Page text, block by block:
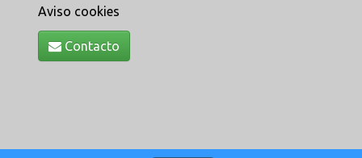
Aviso cookies
Contacto